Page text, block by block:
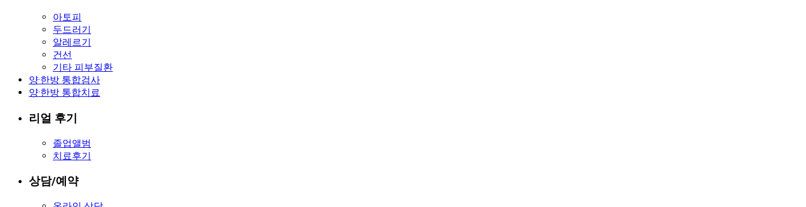
아토피
두드러기
알레르기
건선
기타 피부질환
양·한방 통합검사
양·한방 통합치료
리얼 후기
졸업앨범
치료후기
상담/예약